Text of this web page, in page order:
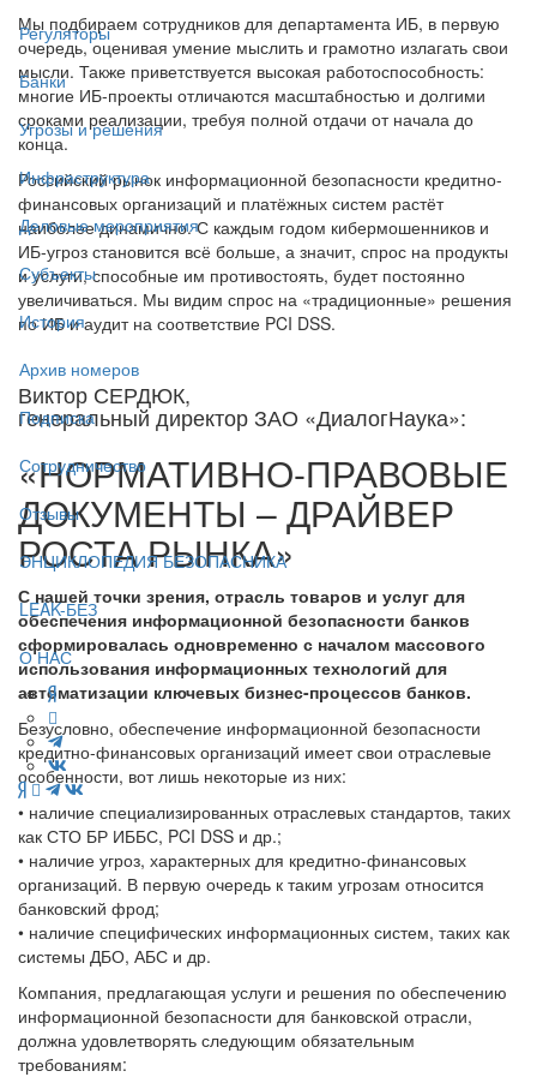
Регуляторы
Банки
Угрозы и решения
Инфраструктура
Деловые мероприятия
Субъекты
История
Архив номеров
Подписка
Сотрудничество
Отзывы
ЭНЦИКЛОПЕДИЯ БЕЗОПАСНИКА
LEAK-БЕЗ
О НАС
Мы подбираем сотрудников для департамента ИБ, в первую
очередь, оценивая умение мыслить и грамотно излагать свои
мысли. Также приветствуется высокая работоспособность:
многие ИБ-проекты отличаются масштабностью и долгими
сроками реализации, требуя полной отдачи от начала до
конца.
Российский рынок информационной безопасности кредитно-
финансовых организаций и платёжных систем растёт
наиболее динамично. С каждым годом кибермошенников и
ИБ-угроз становится всё больше, а значит, спрос на продукты
и услуги, способные им противостоять, будет постоянно
увеличиваться. Мы видим спрос на «традиционные» решения
по ИБ и аудит на соответствие PCI DSS.
Виктор СЕРДЮК,
генеральный директор ЗАО «ДиалогНаука»:
«НОРМАТИВНО-ПРАВОВЫЕ
ДОКУМЕНТЫ – ДРАЙВЕР
РОСТА РЫНКА»
С нашей точки зрения, отрасль товаров и услуг для
обеспечения информационной безопасности банков
сформировалась одновременно с началом массового
использования информационных технологий для
автоматизации ключевых бизнес-процессов банков.
Безусловно, обеспечение информационной безопасности
кредитно-финансовых организаций имеет свои отраслевые
особенности, вот лишь некоторые из них:
• наличие специализированных отраслевых стандартов, таких
как СТО БР ИББС, PCI DSS и др.;
• наличие угроз, характерных для кредитно-финансовых
организаций. В первую очередь к таким угрозам относится
банковский фрод;
• наличие специфических информационных систем, таких как
системы ДБО, АБС и др.
Компания, предлагающая услуги и решения по обеспечению
информационной безопасности для банковской отрасли,
должна удовлетворять следующим обязательным
требованиям: